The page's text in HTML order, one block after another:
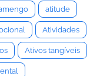
atitude
Atividades
Ativos tangíveis